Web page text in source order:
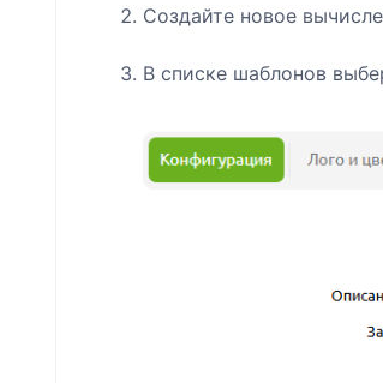
Создайте новое
В списке шаблонов